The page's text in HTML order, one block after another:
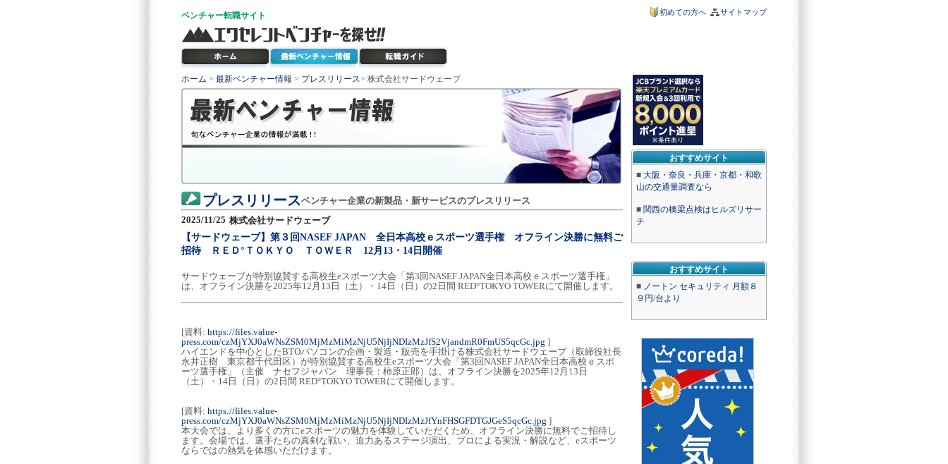
ベンチャー転職サイト サイトマップ
初めての方へ
おすすめサイト
■ 大阪・奈良・兵庫・京都・和歌
山の交通量調査なら
■ 関西の橋梁点検はヒルズリサー
チ
おすすめサイト
■ ノートン セキュリティ 月額８
９円/台より
ホーム > 最新ベンチャー情報 > プレスリリース> 株式会社サードウェーブ
プレスリリースベンチャー企業の新製品・新サービスのプレスリリース
2025/11/25 株式会社サードウェーブ
【サードウェーブ】第３回NASEF JAPAN 全日本高校ｅスポーツ選手権 オフライン決勝に無料ご
招待 ＲＥＤ°ＴＯＫＹＯ ＴＯＷＥＲ 12月13・14日開催
サードウェーブが特別協賛する高校生eスポーツ大会「第3回NASEF JAPAN全日本高校ｅスポーツ選手権」
は、オフライン決勝を2025年12月13日（土）・14日（日）の2日間 RED°TOKYO TOWERにて開催します。
[資料: https://files.value-
press.com/czMjYXJ0aWNsZSM0MjMzMiMzNjU5NjIjNDIzMzJfS2VjandmR0FmUS5qcGc.jpg ]
ハイエンドを中心としたBTOパソコンの企画・製造・販売を手掛ける株式会社サードウェーブ（取締役社長
永井正樹 東京都千代田区）が特別協賛する高校生eスポーツ大会「第3回NASEF JAPAN全日本高校ｅスポ
ーツ選手権」（主催 ナセフジャパン 理事長：柿原正郎）は、オフライン決勝を2025年12月13日
（土）・14日（日）の2日間 RED°TOKYO TOWERにて開催します。
[資料: https://files.value-
press.com/czMjYXJ0aWNsZSM0MjMzMiMzNjU5NjIjNDIzMzJfYnFHSGFDTGJGeS5qcGc.jpg ]
本大会では、より多くの方にeスポーツの魅力を体験していただくため、オフライン決勝に無料でご招待し
ます。会場では、選手たちの真剣な戦い、迫力あるステージ演出、プロによる実況・解説など、eスポーツ
ならではの熱気を体感いただけます。